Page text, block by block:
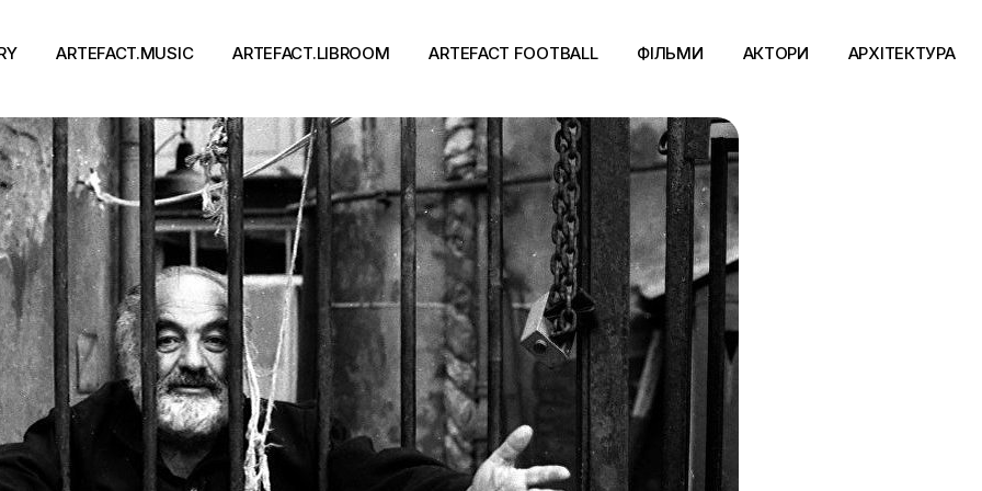
ARTEFACT.MUSIC
Виконавці
Альбоми
Концерти
ARTEFACT.LIBROOM
Книги
Письменники
Події
ARTEFACT FOOTBALL ФІЛЬМИ АКТОРИ АРХІТЕКТУРА